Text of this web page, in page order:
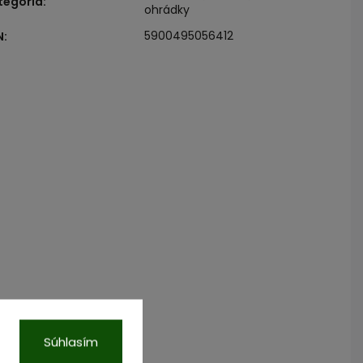
Súhlasím
ohrádky
: 5900495056412